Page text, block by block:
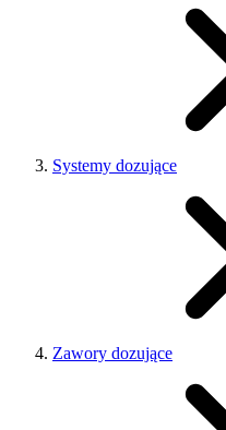
Systemy dozujące
Zawory dozujące